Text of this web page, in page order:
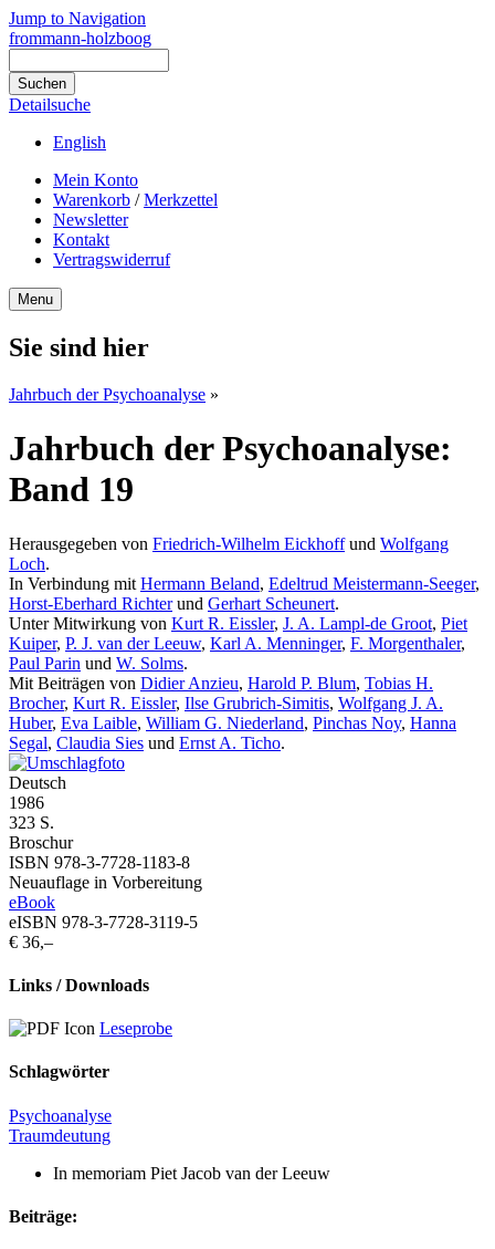
Jump to Navigation
frommann-holzboog
Detailsuche
English
Mein Konto
Warenkorb /Merkzettel
Newsletter
Kontakt
Vertragswiderruf
Menu
Sie sind hier
Jahrbuch der Psychoanalyse »
Jahrbuch der Psychoanalyse:
Band 19
Herausgegeben von Friedrich-Wilhelm Eickhoffund Wolfgang
Loch.
In Verbindung mit Hermann Beland, Edeltrud Meistermann-Seeger,
Horst-Eberhard Richterund Gerhart Scheunert.
Unter Mitwirkung von Kurt R. Eissler, J. A. Lampl-de Groot, Piet
Kuiper, P. J. van der Leeuw, Karl A. Menninger, F. Morgenthaler,
Paul Parin und W. Solms.
Mit Beiträgen von Didier Anzieu, Harold P. Blum, Tobias H.
Brocher, Kurt R. Eissler, Ilse Grubrich-Simitis, Wolfgang J. A.
Huber, Eva Laible, William G. Niederland, Pinchas Noy, Hanna
Segal, Claudia Sies und Ernst A. Ticho.
Deutsch
1986
323 S.
Broschur
ISBN 978-3-7728-1183-8
Neuauflage in Vorbereitung
eBook
eISBN 978-3-7728-3119-5
€ 36,–
Links / Downloads
Leseprobe
Schlagwörter
Psychoanalyse
Traumdeutung
In memoriam Piet Jacob van der Leeuw
Beiträge: